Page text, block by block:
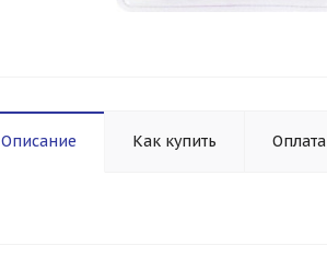
Описание Как купить Оплата